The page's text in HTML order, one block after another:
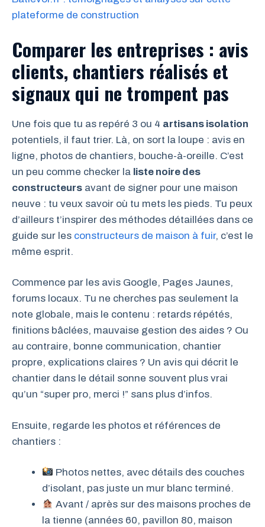
plateforme de construction
Comparer les entreprises : avis
clients, chantiers réalisés et
signaux qui ne trompent pas
Une fois que tu as repéré 3 ou 4 artisans isolation
potentiels, il faut trier. Là, on sort la loupe : avis en
ligne, photos de chantiers, bouche-à-oreille. C’est
un peu comme checker la liste noire des
constructeurs avant de signer pour une maison
neuve : tu veux savoir où tu mets les pieds. Tu peux
d’ailleurs t’inspirer des méthodes détaillées dans ce
guide sur les constructeurs de maison à fuir, c’est le
même esprit.
Commence par les avis Google, Pages Jaunes,
forums locaux. Tu ne cherches pas seulement la
note globale, mais le contenu : retards répétés,
finitions bâclées, mauvaise gestion des aides ? Ou
au contraire, bonne communication, chantier
propre, explications claires ? Un avis qui décrit le
chantier dans le détail sonne souvent plus vrai
qu’un “super pro, merci !” sans plus d’infos.
Ensuite, regarde les photos et références de
chantiers :
Photos nettes, avec détails des couches
d’isolant, pas juste un mur blanc terminé.
Avant / après sur des maisons proches de
la tienne (années 60, pavillon 80, maison